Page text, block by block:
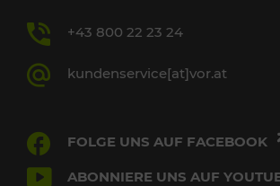
+43 800 22 23 24
kundenservice[at]vor.at
FOLGE UNS AUF FACEBOOK
ABONNIERE UNS AUF